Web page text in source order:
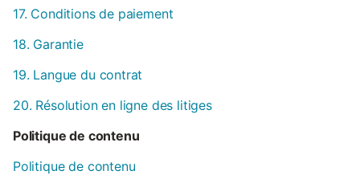
17. Conditions de paiement
18. Garantie
19. Langue du contrat
20. Résolution en ligne des litiges
Politique de contenu
Politique de contenu